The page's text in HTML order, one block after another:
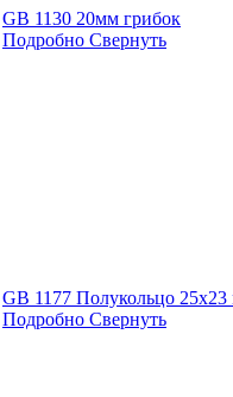
GB 1130 20мм грибок
Подробно Свернуть
GB 1177 Полукольцо
Подробно Свернуть